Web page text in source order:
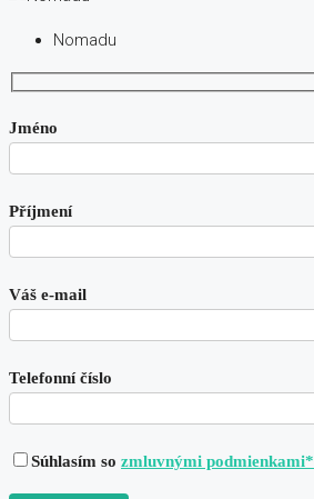
Nomadu
Jméno
Příjmení
Váš e-mail
Telefonní číslo
Súhlasím so zmluvnými podmienkami*